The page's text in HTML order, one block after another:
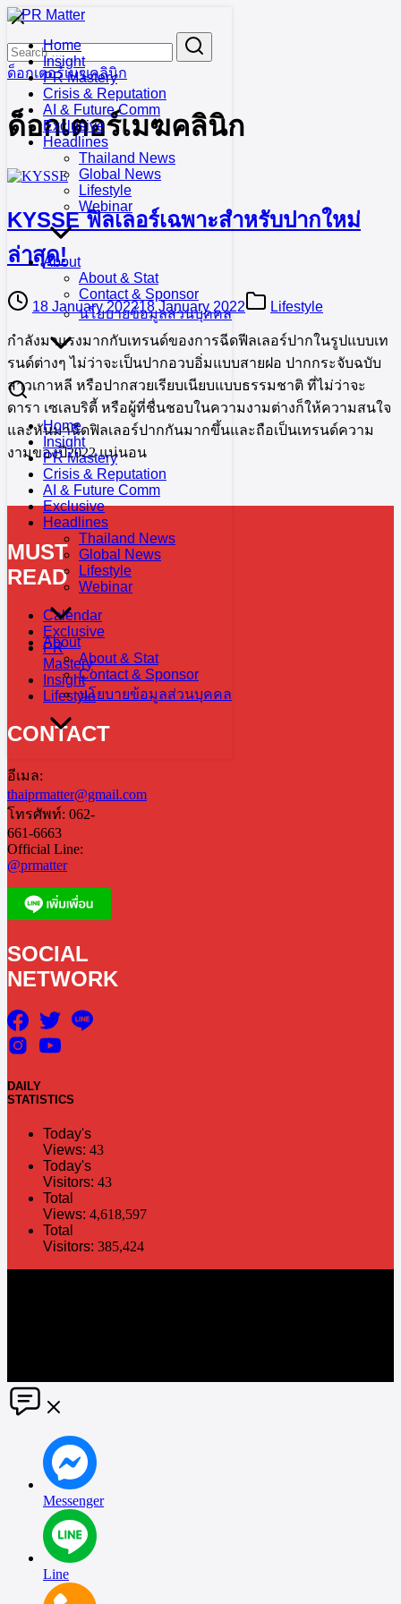
Skip
contentHome
Insight
PR Mastery
Crisis & Reputation
AI & Future Comm
Exclusive
Headlines
Thailand News
Global News
Lifestyle
Webinar
About
About & Stat
Contact & Sponsor
นโยบายข้อมูลส่วนบุคคล
Home
Insight
PR Mastery
Crisis & Reputation
AI & Future Comm
Exclusive
Headlines
Thailand News
Global News
Lifestyle
Webinar
About
About & Stat
Contact & Sponsor
นโยบายข้อมูลส่วนบุคคล
Search
for:
ด็อกเตอร์เมฆคลินิก
ด็อกเตอร์เมฆคลินิก
KYSSE ฟิลเลอร์เฉพาะสำหรับปากใหม่
ล่าสุด!
18 January 202218 January 2022 Lifestyle
กำลังมาแรงมากกับเทรนด์ของการฉีดฟีลเลอร์ปากในรูปแบบเท
รนด์ต่างๆ ไม่ว่าจะเป็นปากอวบอิ่มแบบสายฝอ ปากกระจับฉบับ
สาวเกาหลี หรือปากสวยเรียบเนียบแบบธรรมชาติ ที่ไม่ว่าจะ
ดารา เซเลบริตี้ หรือผู้ที่ชื่นชอบในความงามต่างก็ให้ความสนใจ
และหันมาฉีดฟิลเลอร์ปากกันมากขึ้นและถือเป็นเทรนด์ความ
งามของปี2022 แน่นอน
MUST
READ
Calendar
Exclusive
PR
Mastery
Insight
Lifestyle
CONTACT
อีเมล:
thaiprmatter@gmail.com
โทรศัพท์: 062-
661-6663
Official Line:
@prmatter
SOCIAL
NETWORK
DAILY
STATISTICS
Today's
Views: 43
Today's
Visitors: 43
Total
Views: 4,618,597
Total
Visitors: 385,424
Messenger
Line